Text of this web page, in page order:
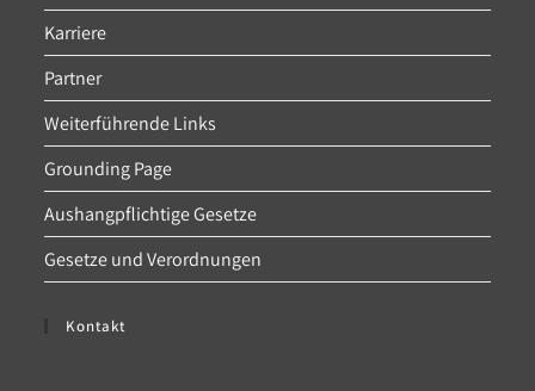
Karriere
Partner
Weiterführende Links
Grounding Page
Aushangpflichtige Gesetze
Gesetze und Verordnungen
Kontakt